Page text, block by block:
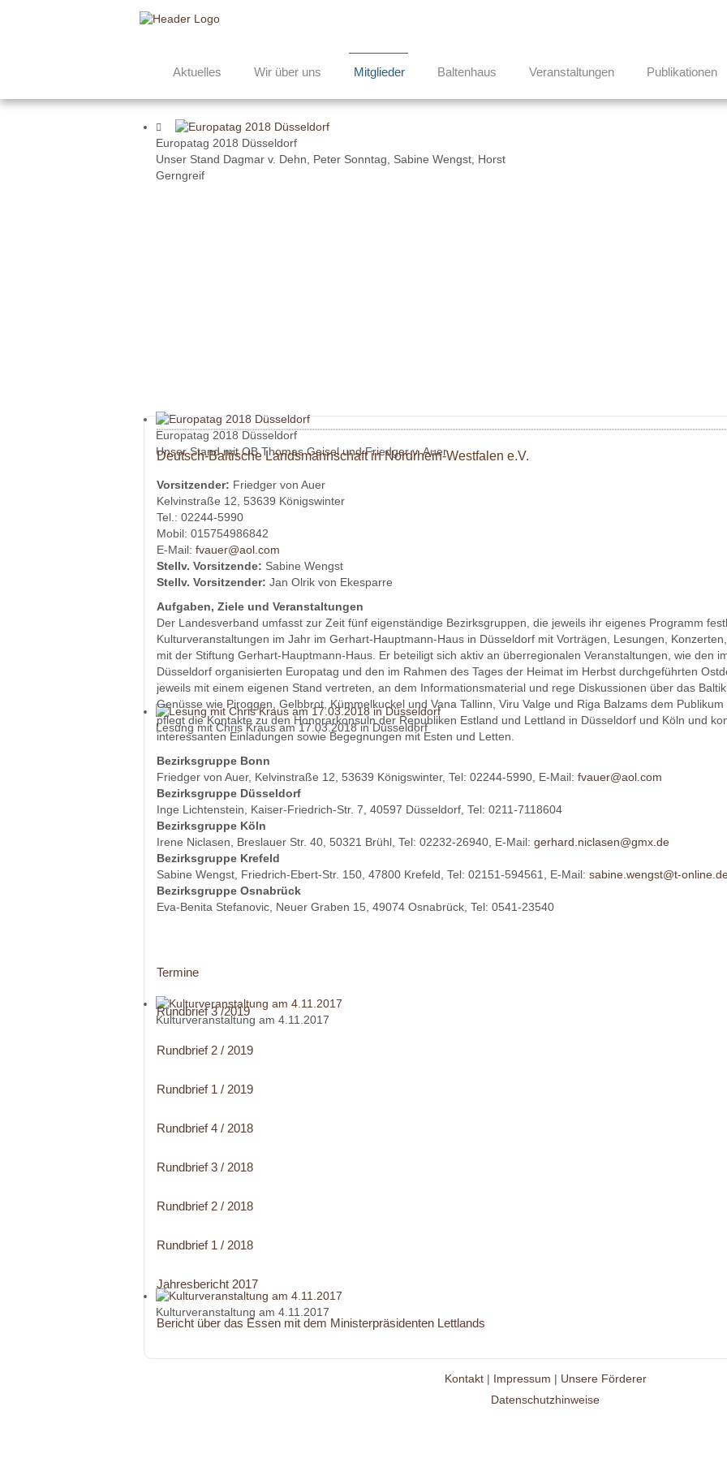
Aktuelles Wir über uns Mitglieder Baltenhaus Veranstaltungen Publikationen
Europatag 2018 Düsseldorf
Unser Stand Dagmar v. Dehn, Peter Sonntag, Sabine Wengst, Horst
Gerngreif
Europatag 2018 Düsseldorf
Unser Stand mit OB Thomas Geisel und Friedger v. Auer
Lesung mit Chris Kraus am 17.03.2018 in Düsseldorf
Kulturveranstaltung am 4.11.2017
Kulturveranstaltung am 4.11.2017
Deutsch-Baltische Landsmannschaft in Nordrhein-Westfalen e.V.
Vorsitzender: Friedger von Auer
Kelvinstraße 12, 53639 Königswinter
Tel.: 02244-5990
Mobil: 015754986842
E-Mail: fvauer@aol.com
Stellv. Vorsitzende: Sabine Wengst
Stellv. Vorsitzender: Jan Olrik von Ekesparre
Aufgaben, Ziele und Veranstaltungen
Der Landesverband umfasst zur Zeit fünf eigenständige Bezirksgruppen, die jeweils ihr eigenes Programm
Kulturveranstaltungen im Jahr im Gerhart-Hauptmann-Haus in Düsseldorf mit Vorträgen, Lesungen,
mit der Stiftung Gerhart-Hauptmann-Haus. Er beteiligt sich aktiv an überregionalen Veranstaltungen, wie den
Düsseldorf organisierten Europatag und den im Rahmen des Tages der Heimat im Herbst durchgeführten
jeweils mit einem eigenen Stand vertreten, an dem Informationsmaterial und rege Diskussionen über das
Genüsse wie Piroggen, Gelbbrot, Kümmelkuckel und Vana Tallinn, Viru Valge und Riga Balzams dem
pflegt die Kontakte zu den Honorarkonsuln der Republiken Estland und Lettland in Düsseldorf und Köln und
interessanten Einladungen sowie Begegnungen mit Esten und Letten.
Bezirksgruppe Bonn
Friedger von Auer, Kelvinstraße 12, 53639 Königswinter, Tel: 02244-5990, E-Mail: fvauer@aol.com
Bezirksgruppe Düsseldorf
Inge Lichtenstein, Kaiser-Friedrich-Str. 7, 40597 Düsseldorf, Tel: 0211-7118604
Bezirksgruppe Köln
Irene Niclasen, Breslauer Str. 40, 50321 Brühl, Tel: 02232-26940, E-Mail: gerhard.niclasen@gmx.de
Bezirksgruppe Krefeld
Sabine Wengst, Friedrich-Ebert-Str. 150, 47800 Krefeld, Tel: 02151-594561, E-Mail: sabine.wengst@t-
Bezirksgruppe Osnabrück
Eva-Benita Stefanovic, Neuer Graben 15, 49074 Osnabrück, Tel: 0541-23540
Termine
Rundbrief 3 /2019
Rundbrief 2 / 2019
Rundbrief 1 / 2019
Rundbrief 4 / 2018
Rundbrief 3 / 2018
Rundbrief 2 / 2018
Rundbrief 1 / 2018
Jahresbericht 2017
Bericht über das Essen mit dem Ministerpräsidenten Lettlands
Kontakt| Impressum
Unsere Förderer
Datenschutzhinweise